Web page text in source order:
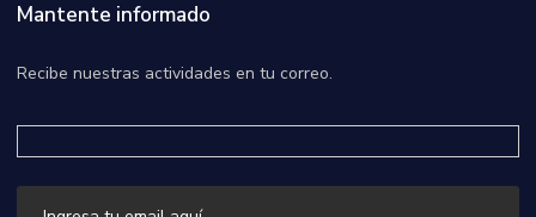
Mantente informado
Recibe nuestras actividades en tu correo.